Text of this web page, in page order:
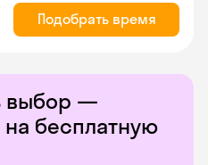
Подобрать время
выбор —
на бесплатную